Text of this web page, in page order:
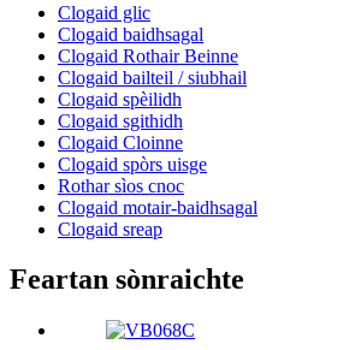
Clogaid glic
Clogaid baidhsagal
Clogaid Rothair Beinne
Clogaid bailteil / siubhail
Clogaid spèilidh
Clogaid sgithidh
Clogaid Cloinne
Clogaid spòrs uisge
Rothar sìos cnoc
Clogaid motair-baidhsagal
Clogaid sreap
Feartan sònraichte